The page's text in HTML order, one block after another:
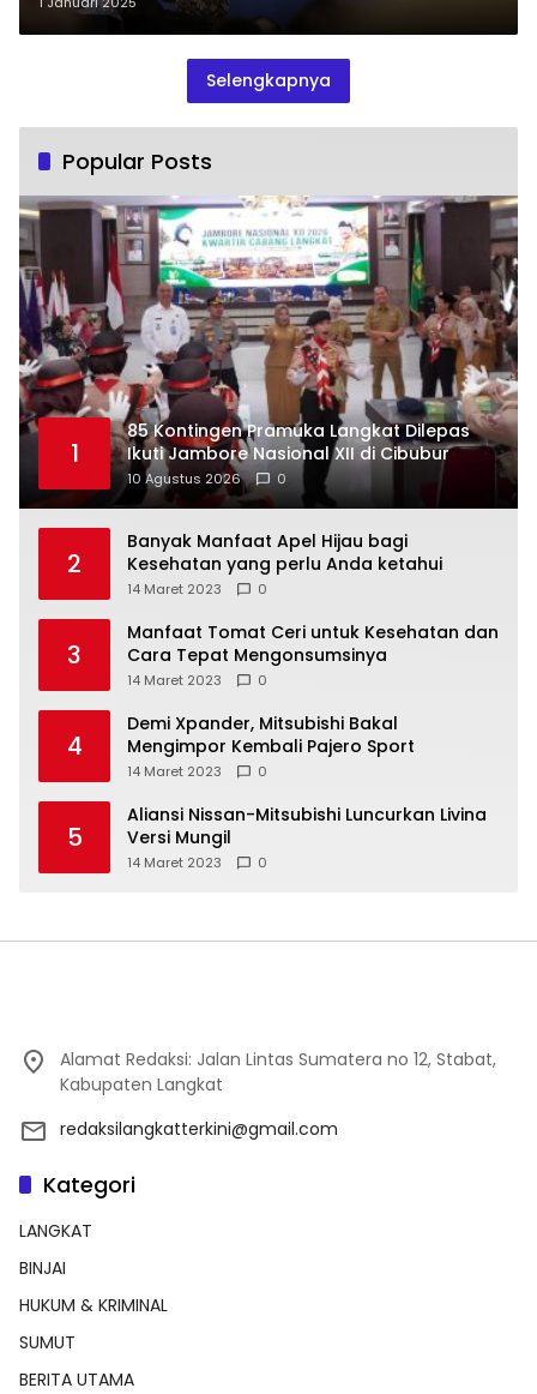
Selengkapnya
Popular Posts
1
85 Kontingen Pramuka Langkat Dilepas
Ikuti Jambore Nasional XII di Cibubur
10 Agustus 2026 0
2
Banyak Manfaat Apel Hijau bagi
Kesehatan yang perlu Anda ketahui
14 Maret 2023 0
3
Manfaat Tomat Ceri untuk Kesehatan dan
Cara Tepat Mengonsumsinya
14 Maret 2023 0
4
Demi Xpander, Mitsubishi Bakal
Mengimpor Kembali Pajero Sport
14 Maret 2023 0
5
Aliansi Nissan-Mitsubishi Luncurkan Livina
Versi Mungil
14 Maret 2023 0
Alamat Redaksi: Jalan Lintas Sumatera no 12, Stabat,
Kabupaten Langkat
redaksilangkatterkini@gmail.com
Kategori
LANGKAT
BINJAI
HUKUM & KRIMINAL
SUMUT
BERITA UTAMA